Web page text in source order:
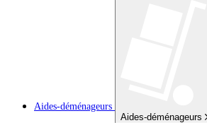
Aides-déménageurs
Aides-déménageurs